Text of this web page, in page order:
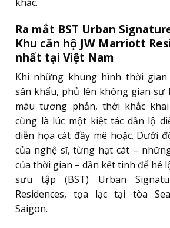
Ra mắt BST Urban
Khu căn hộ JW Marriott
nhất tại Việt Nam
Khi những khung hình thời gian
sân khấu, phủ lên không gian sự
màu tương phản, thời khắc
cũng là lúc một kiệt tác dần lộ
diễn họa cát đầy mê hoặc. Dưới
của nghệ sĩ, từng hạt cát –
của thời gian – dần kết tinh để hé
sưu tập (BST) Urban
Residences, tọa lạc tại tòa
Saigon.